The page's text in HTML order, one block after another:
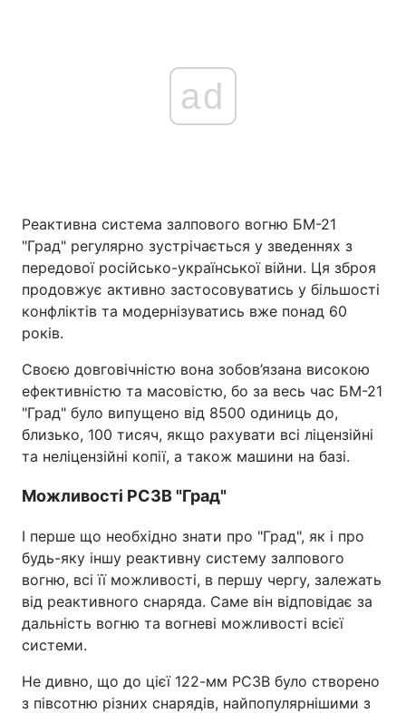
Україна Політика
Спорт Наука
Лайт
Зброя Інциденти
Здоров'я Туризм
Лонгріди
Відео з Youtube
Інтерв'ю
Архів Вакансії
ad
Реактивна система залпового вогню БМ-21
"Град" регулярно зустрічається у зведеннях з
передової російсько-української війни. Ця зброя
продовжує активно застосовуватись у більшості
конфліктів та модернізуватись вже понад 60
років.
Своєю довговічністю вона зобов’язана високою
ефективністю та масовістю, бо за весь час БМ-21
"Град" було випущено від 8500 одиниць до,
близько, 100 тисяч, якщо рахувати всі ліцензійні
та неліцензійні копії, а також машини на базі.
Можливості РСЗВ "Град"
І перше що необхідно знати про "Град", як і про
будь-яку іншу реактивну систему залпового
вогню, всі її можливості, в першу чергу, залежать
від реактивного снаряда. Саме він відповідає за
дальність вогню та вогневі можливості всієї
системи.
Не дивно, що до цієї 122-мм РСЗВ було створено
з півсотню різних снарядів, найпопулярнішими з